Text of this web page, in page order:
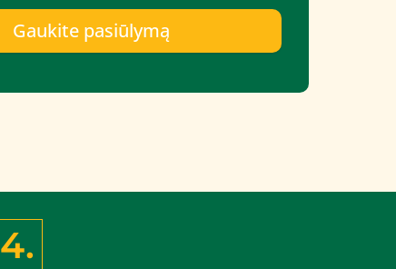
Gaukite pasiūlymą
4.